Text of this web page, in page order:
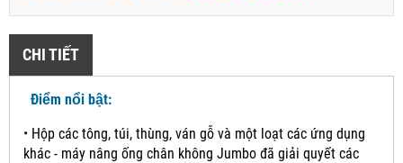
CHI TIẾT
Điểm nổi bật:
• Hộp các tông, túi, thùng, ván gỗ và một loạt các ứng dụng
khác - máy nâng ống chân không Jumbo đã giải quyết các